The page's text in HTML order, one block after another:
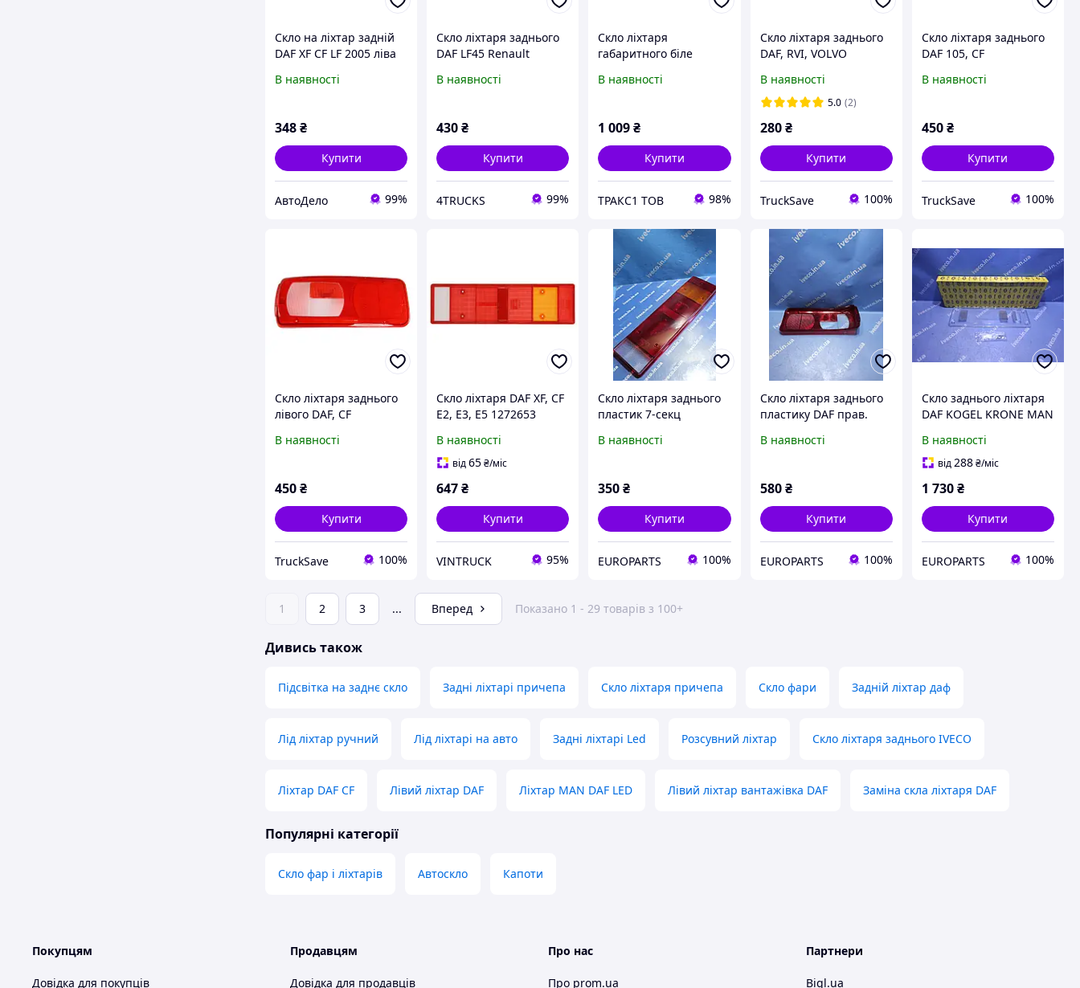
Скло на ліхтар задній
DAF XF CF LF 2005 ліва
В наявності
348₴
Купити
АвтоДело 99%
Скло ліхтаря заднього
DAF LF45 Renault
MIDLUM VOLVO FL Opel
В наявності
430₴
Купити
4TRUCKS 99%
Скло ліхтаря
габаритного біле
В наявності
1 009₴
Купити
ТРАКС1 ТОВ 98%
Скло ліхтаря заднього
DAF, RVI, VOLVO
20745060, 84553910
В наявності
5.0 (2)
280 ₴
Купити
TruckSave 100%
Скло ліхтаря заднього
DAF 105, CF
В наявності
450₴
Купити
TruckSave 100%
Скло ліхтаря заднього
лівого DAF, CF
В наявності
450₴
Купити
TruckSave 100%
Скло ліхтаря DAF XF, CF
E2, E3, E5 1272653
1525177 1610194
В наявності
від65₴/міс
647₴
Купити
VINTRUCK 95%
Скло ліхтаря заднього
пластик 7-секц
IVECO MAN
В наявності
350₴
Купити
EUROPARTS 100%
Скло ліхтаря заднього
пластику DAF прав.
(mm) 1914691
В наявності
580 ₴
Купити
EUROPARTS 100%
Скло заднього ліхтаря
DAF KOGEL KRONE MAN
SCHWARZMULLER
В наявності
від288₴/міс
1 730₴
Купити
EUROPARTS 100%
1 2 3 ... Вперед Показано 1 - 29 товарів з 100+
Дивись також
Підсвітка на заднє скло Задні ліхтарі причепа Скло ліхтаря причепа Скло фари Задній ліхтар даф
Лід ліхтар ручний Лід ліхтарі на авто Задні ліхтарі Led Розсувний ліхтар Скло ліхтаря заднього IVECO
Ліхтар DAF CF Лівий ліхтар DAF Ліхтар MAN DAF LED Лівий ліхтар вантажівка DAF Заміна скла ліхтаря DAF
Популярні категорії
Скло фар і ліхтарів Автоскло Капоти
Покупцям
Довідка для покупців
Продавцям
Довідка для продавців
Про нас
Про prom.ua
Партнери
Bigl.ua